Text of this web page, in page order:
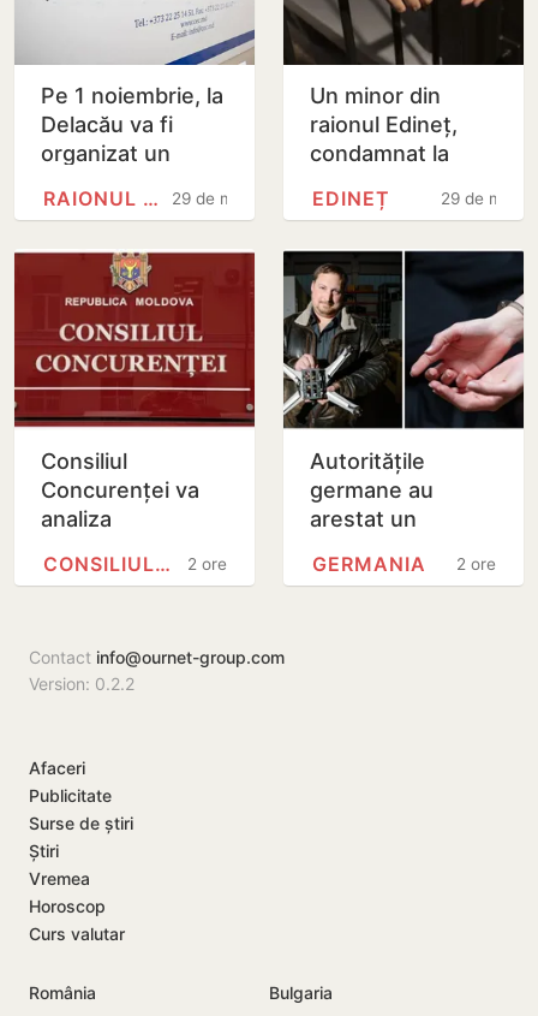
Pe 1 noiembrie, la
Delacău va fi
organizat un
privind
resurselor…
29 de minute
RAIONUL ANENII NOI
Un minor din
raionul Edineț,
condamnat la
închisoare pentru
drogurilor
29 de
EDINEȚ
Consiliul
Concurenței va
analiza
preluarea Honest
Group
2 ore
CONSILIUL CONCURENȚEI
Autoritățile
germane au
arestat un
acuzat de spionaj
2 ore
GERMANIA
Contact info@ournet-group.com
Version: 0.2.2
Afaceri
Publicitate
Surse de știri
Știri
Vremea
Horoscop
Curs valutar
România
Bulgaria